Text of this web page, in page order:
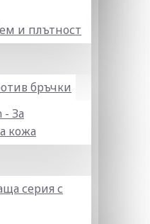
и плътност
бръчки
- За
кожа
серия с